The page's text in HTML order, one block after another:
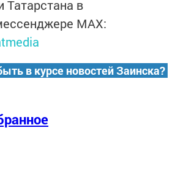
Татарстана в
MАХ:
в курсе новостей Заинска?